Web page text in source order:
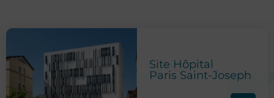
Site Hôpital
Paris Saint-Joseph